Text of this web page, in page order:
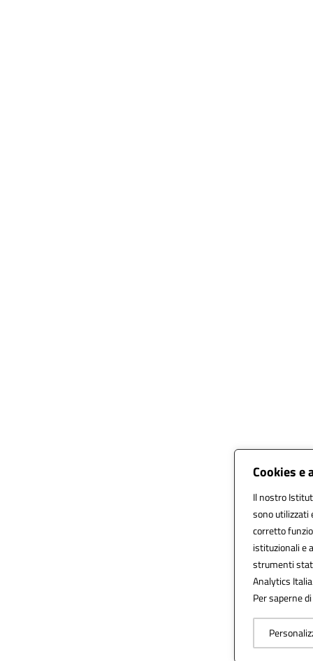
Cookies
Il nostro
sono utilizzati
corretto
istituzionali e
strumenti
Analytics
Per saperne